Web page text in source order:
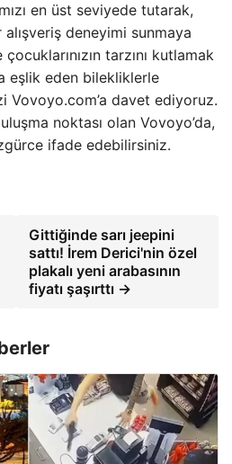
en üst seviyede tutarak,
deneyimi sunmaya
tarzını kutlamak
eşlik eden bilekliklerle
Vovoyo.com’a davet ediyoruz.
noktası olan Vovoyo’da,
ifade edebilirsiniz.
Gittiğinde sarı jeepini
sattı! İrem Derici'nin özel
plakalı yeni arabasının
fiyatı şaşırttı →